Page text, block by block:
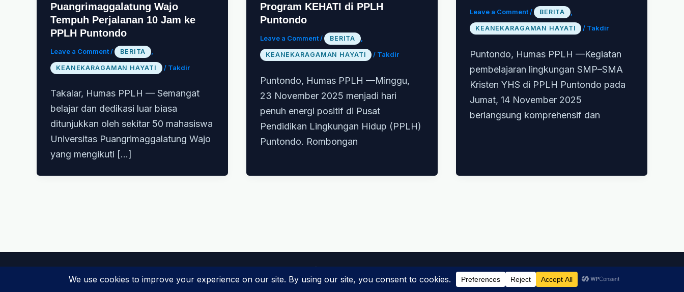
Puangrimaggalatung Wajo
Tempuh Perjalanan 10 Jam ke
PPLH Puntondo
Leave a Comment / BERITA
KEANEKARAGAMAN HAYATI / Takdir
Takalar, Humas PPLH — Semangat
belajar dan dedikasi luar biasa
ditunjukkan oleh sekitar 50 mahasiswa
Universitas Puangrimaggalatung Wajo
yang mengikuti […]
Program KEHATI di PPLH
Puntondo
Leave a Comment/ BERITA ,
KEANEKARAGAMAN HAYATI / Takdir
Puntondo, Humas PPLH —Minggu,
23 November 2025 menjadi hari
penuh energi positif di Pusat
Pendidikan Lingkungan Hidup (PPLH)
Puntondo. Rombongan
Leave a Comment/ BERITA ,
KEANEKARAGAMAN HAYATI / Takdir
Puntondo, Humas PPLH —Kegiatan
pembelajaran lingkungan SMP–SMA
Kristen YHS di PPLH Puntondo pada
Jumat, 14 November 2025
berlangsung komprehensif dan
Copyright © 2026 PPLH Puntondo